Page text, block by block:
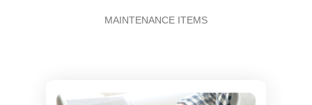
MAINTENANCE ITEMS